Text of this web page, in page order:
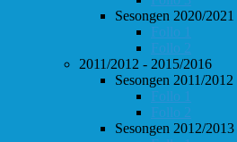
Sesongen 2020/2021
Follo 1
Follo 2
2011/2012 - 2015/2016
Sesongen 2011/2012
Follo 1
Follo 2
Sesongen 2012/2013